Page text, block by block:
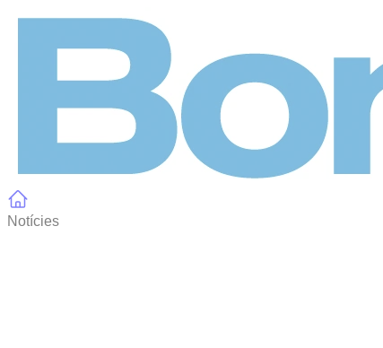
Notícies